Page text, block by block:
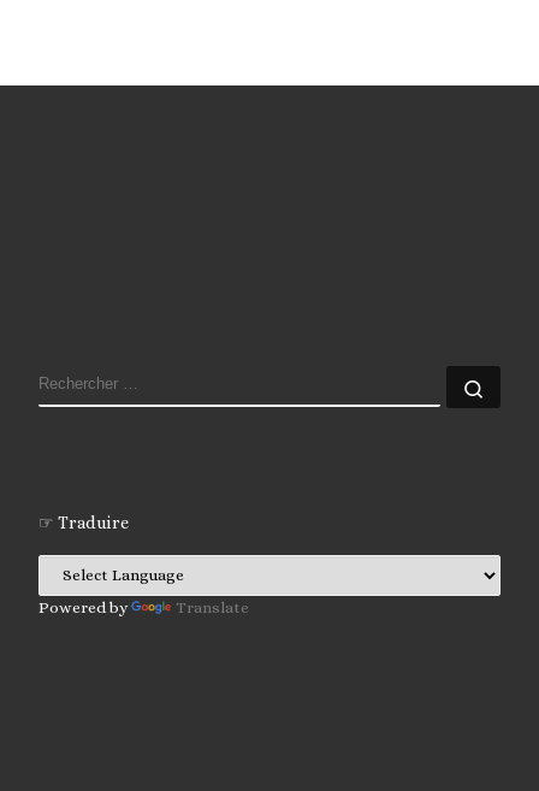
RECHERCHER
☞ Traduire
Powered by Translate